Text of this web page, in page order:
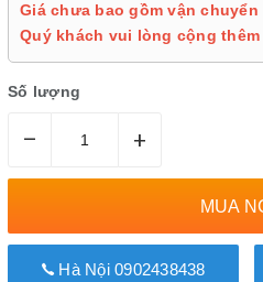
Giá chưa bao gồm vận chuyển
Quý khách vui lòng cộng
Số lượng
– +
MUA
Hà Nội 0902438438